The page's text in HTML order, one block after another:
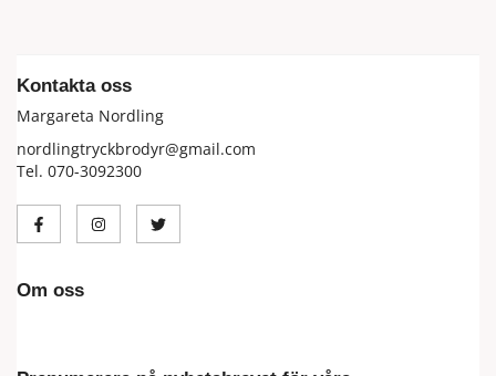
Kontakta oss
Margareta Nordling
nordlingtryckbrodyr@gmail.com
Tel. 070-3092300
Om oss